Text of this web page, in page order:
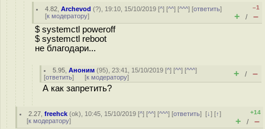
4.82 ,Archevod (?), 19:10, 15/10/2019 [^] [^^] [^^^] [ответить]
[к модератору]
–1
+ / –
$ systemctl poweroff
$ systemctl reboot
не благодари...
5.95 ,Аноним (95), 23:41, 15/10/2019 [^] [^^] [^^^]
[ответить] [к модератору] + / –
А как запретить?
2.27 ,freehck (ok), 10:45, 15/10/2019 [^] [^^] [^^^] [ответить][↓] [↑]
[к модератору]
+14
+ / –